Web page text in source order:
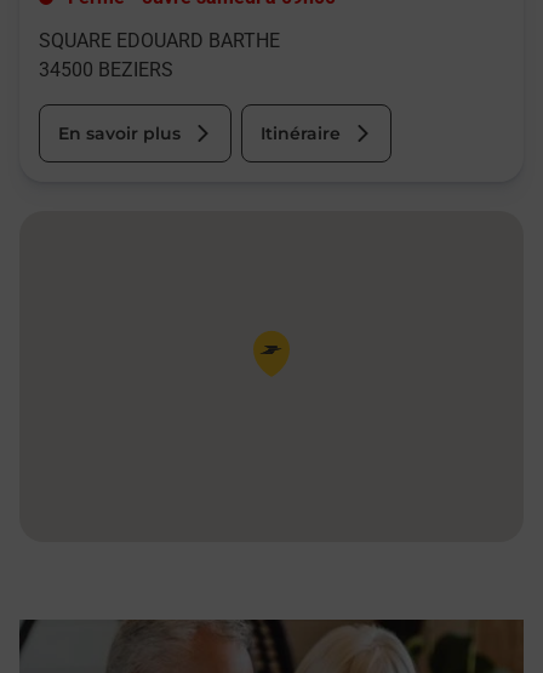
SQUARE EDOUARD BARTHE
34500 BEZIERS
En savoir plus Itinéraire
Pin de la carte